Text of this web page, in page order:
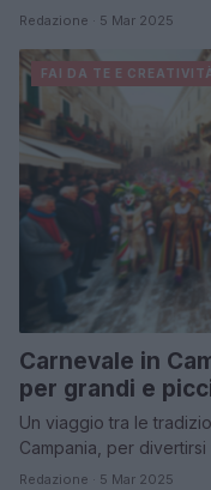
Redazione · 5 Mar 2025
FAI DA TE E
Carnevale in
per grandi e
Un viaggio tra le
Campania, per divertirsi
Redazione · 5 Mar 2025